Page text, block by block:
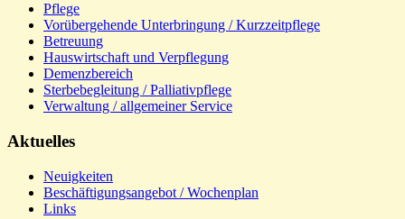
Pflege
Vorübergehende Unterbringung / Kurzzeitpflege
Betreuung
Hauswirtschaft und Verpflegung
Demenzbereich
Sterbebegleitung / Palliativpflege
Verwaltung / allgemeiner Service
Aktuelles
Neuigkeiten
Beschäftigungsangebot / Wochenplan
Links